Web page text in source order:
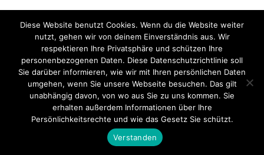
Startseite Einsätze Mitglied werden Über uns
Bilder
Kontakt
Theme byThink Up Themes Ltd. Powered byWordPress.
Diese Website benutzt Cookies. Wenn du die Website weiter
nutzt, gehen wir von deinem Einverständnis aus. Wir
respektieren Ihre Privatsphäre und schützen Ihre
personenbezogenen Daten. Diese Datenschutzrichtlinie soll
Sie darüber informieren, wie wir mit Ihren persönlichen Daten
umgehen, wenn Sie unsere Webseite besuchen. Das gilt
unabhängig davon, von wo aus Sie zu uns kommen. Sie
erhalten außerdem Informationen über Ihre
Persönlichkeitsrechte und wie das Gesetz Sie schützt.
Verstanden